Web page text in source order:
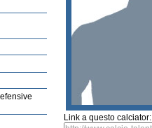
Link a questo calciator: